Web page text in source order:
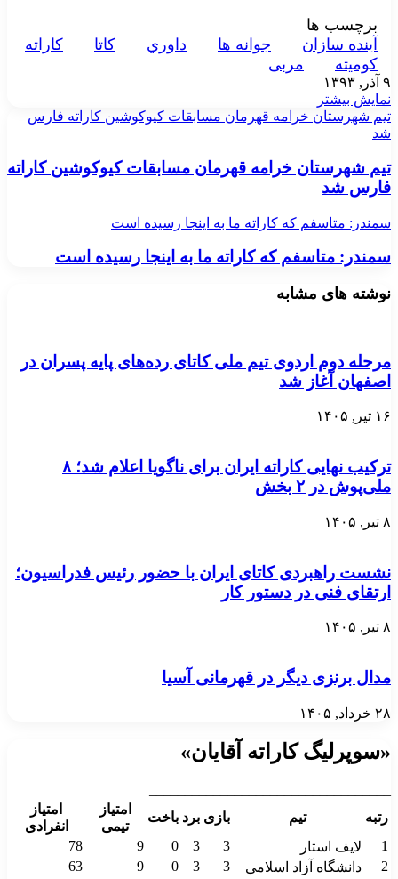
برچسب ها
آينده سازان
جوانه ها داوري کاتا
کاراته
کوميته
مربی
۹ آذر, ۱۳۹۳
نمایش بیشتر
تیم شهرستان خرامه قهرمان مسابقات کیوکوشین کاراته فارس
شد
تیم شهرستان خرامه قهرمان مسابقات کیوکوشین کاراته
فارس شد
سمندر: متاسفم که کاراته ما به اینجا رسیده است
سمندر: متاسفم که کاراته ما به اینجا رسیده است
نوشته های مشابه
مرحله دوم اردوی تیم ملی کاتای رده‌های پایه پسران در
اصفهان آغاز شد
۱۶ تیر, ۱۴۰۵
ترکیب نهایی کاراته ایران برای ناگویا اعلام شد؛ ۸
ملی‌پوش در ۲ بخش
۸ تیر, ۱۴۰۵
نشست راهبردی کاتای ایران با حضور رئیس فدراسیون؛
ارتقای فنی در دستور کار
۸ تیر, ۱۴۰۵
مدال برنزی دیگر در قهرمانی آسیا
۲۸ خرداد, ۱۴۰۵
«سوپرلیگ کاراته آقایان»
رتبه
تیم بازی برد باخت
امتیاز
تیمی
امتیاز
انفرادی
1
لایف استار 3
3
0
9
78
2
دانشگاه آزاد اسلامی 3
3
0
9
63